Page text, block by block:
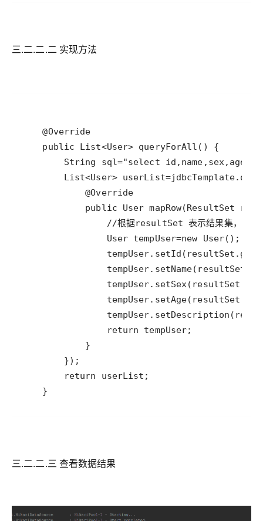
三.二.二.二 实现方法
三.二.二.三 查看数据结果